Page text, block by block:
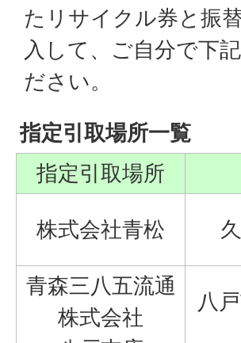
たリサイクル券と振
入して、ご自分で下
ださい。
指定引取場所一覧
指定引取場所
株式会社青松
青森三八五流通
株式会社
八